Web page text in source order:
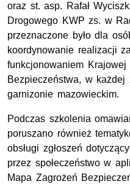
oraz st. asp. Rafał
Drogowego KWP zs. w
przeznaczone było dla
koordynowanie realizacji
funkcjonowaniem Krajowej
Bezpieczeństwa, w
garnizonie mazowieckim.
Podczas szkolenia
poruszano również
obsługi zgłoszeń
przez społeczeństwo w
Mapa Zagrożeń